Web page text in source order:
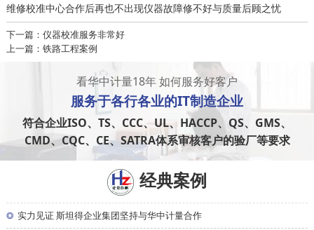
维修校准中心合作后再也不出现仪器故障修不好与质量后顾之忧
下一篇：仪器校准服务非常好
上一篇：铁路工程案例
看华中计量18年 如何服务好客户
服务于各行各业的IT制造企业
符合企业ISO、TS、CCC、UL、HACCP、QS、GMS、
CMD、CQC、CE、SATRA体系审核客户的验厂等要求
经典案例
◎ 实力见证 斯坦得企业集团坚持与华中计量合作